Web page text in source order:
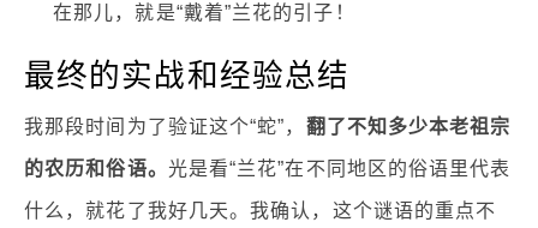
在那儿，就是“戴着”兰花的引子！
最终的实战和经验总结
我那段时间为了验证这个“蛇”， 翻了不知多少本老祖宗
的农历和俗语。 光是看“兰花”在不同地区的俗语里代表
什么，就花了我好几天。我确认，这个谜语的重点不